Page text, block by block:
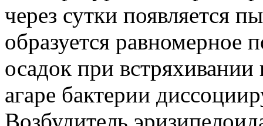
через сутки появляется
образуется
осадок при
агаре бактерии